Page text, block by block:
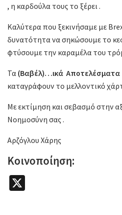
, η καρδούλα τους το ξέρει .
Καλύτερα που ξεκινήσαμε με
δυνατότητα να σηκώσουμε το
φτύσουμε την καραμέλα του
Τα (Βαβέλ)…ικά Αποτελέσματα
καταγράφουν το μελλοντικό
Με εκτίμηση και σεβασμό στην
Νοημοσύνη σας .
Αρζόγλου Χάρης
Κοινοποίηση: